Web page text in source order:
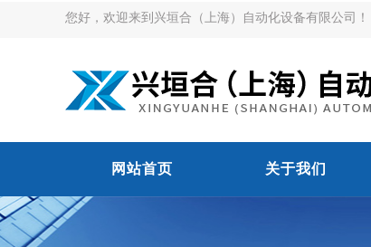
您好，欢迎来到兴垣合（上海）自动化设备有限公司！
网站首页 关于我们